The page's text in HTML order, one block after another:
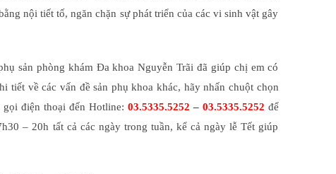
nội tiết tố, ngăn chặn sự phát triển của các vi sinh vật gây
sản phòng khám Đa khoa Nguyễn Trãi đã giúp chị em có
về các vấn đề sản phụ khoa khác, hãy nhấn chuột chọn
điện thoại đến Hotline: 03.5335.5252 – 03.5335.5252 để
– 20h tất cả các ngày trong tuần, kể cả ngày lễ Tết giúp